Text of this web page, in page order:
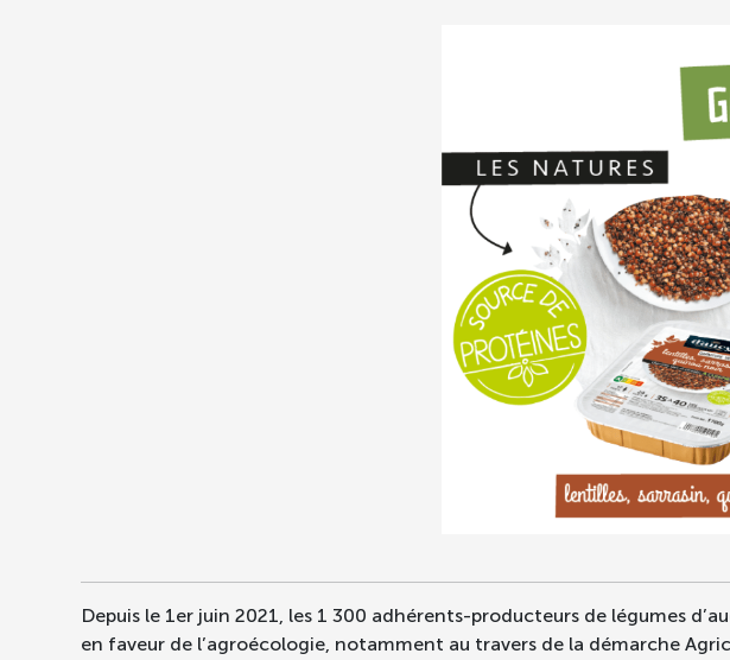
Depuis le 1er juin 2021, les 1 300 adhérents-producteurs de légumes
en faveur de l’agroécologie, notamment au travers de la démarche